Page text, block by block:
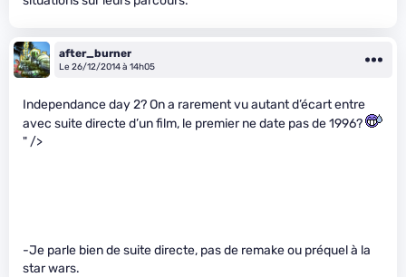
after_burner
Le 26/12/2014 à 14h05
Independance day 2? On a rarement vu autant d’écart entre
avec suite directe d’un film, le premier ne date pas de 1996?
" />
-Je parle bien de suite directe, pas de remake ou préquel à la
star wars.